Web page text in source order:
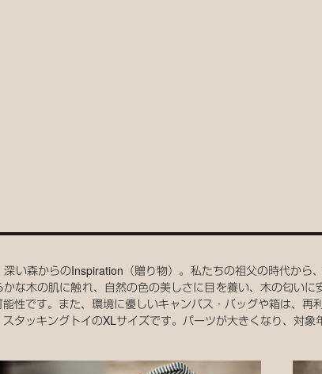
い森からのInspiration（贈り物）。私たちの祖父の時代か
な木の肌に触れ、自然の色の美しさに目を養い、木の匂い
性です。また、環境に優しいキャンバス・バッグや箱は、再
タッキングトイのXLサイズです。パーツが大きくなり、対象